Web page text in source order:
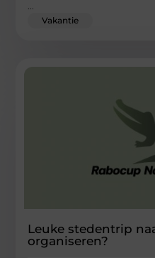
Vakantie
Leuke stedentrip
organiseren?